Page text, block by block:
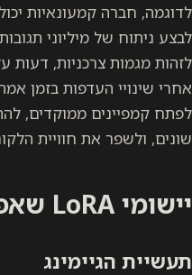
לבצע ניתוח של מיליוני
לזהות מגמות צרכניות, דעות
אחרי שינויי העדפות בזמן
לפתח קמפיינים ממוקדים,
שונים, ולשפר את חוויית
יישומי LoRA שאפשר לפגוש היום
תעשיית הגיימינג